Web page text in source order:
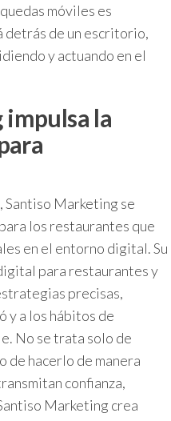
móviles es
detrás de un escritorio,
y actuando en el
la
Marketing se
los restaurantes que
en el entorno digital. Su
para restaurantes y
precisas,
y a los hábitos de
No se trata solo de
de hacerlo de manera
confianza,
Marketing crea